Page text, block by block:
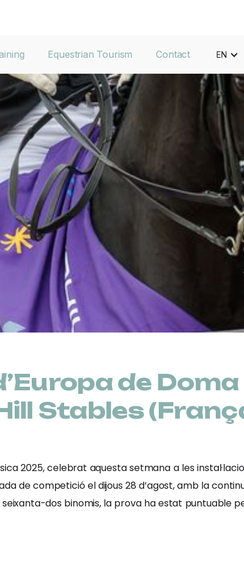
Equestrian Tourism Contact EN
de
Stables
2025, celebrat aquesta setmana a les
de competició el dijous 28 d’agost, amb la
dos binomis, la prova ha estat puntuable